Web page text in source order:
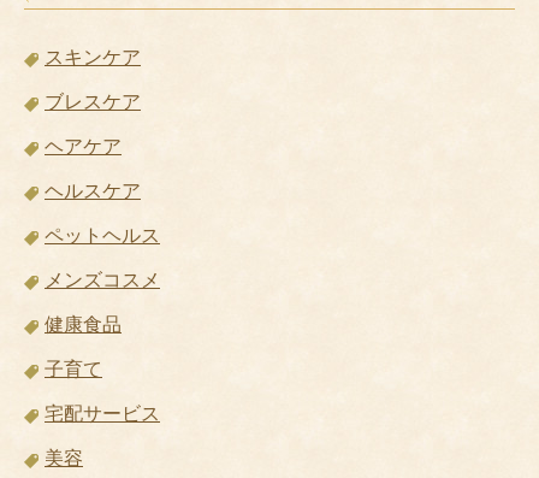
スキンケア
ブレスケア
ヘアケア
ヘルスケア
ペットヘルス
メンズコスメ
健康食品
子育て
宅配サービス
美容